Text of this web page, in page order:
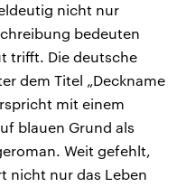
nicht nur
bedeuten
trifft. Die deutsche
dem Titel „Deckname
mit einem
blauen Grund als
Weit gefehlt,
nicht nur das Leben